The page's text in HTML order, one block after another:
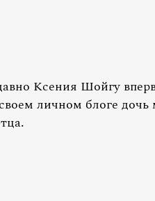
Ксения Шойгу
личном блоге